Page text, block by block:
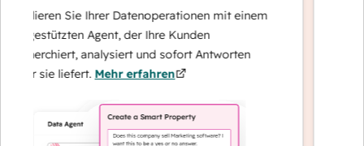
Sie Ihrer Datenoperationen mit einem
Agent, der Ihre Kunden
analysiert und sofort Antworten
sie liefert.Mehr erfahren